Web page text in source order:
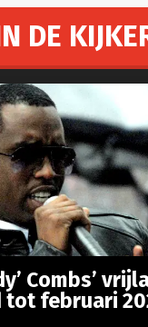
DE
Combs’
februari